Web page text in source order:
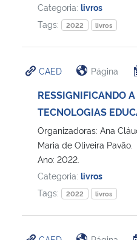
Categoria: livros
Tags:
2022 livros
CAED Página
RESSIGNIFICANDO
TECNOLOGIAS
Organizadoras: Ana
Maria de Oliveira
Ano: 2022.
Categoria: livros
Tags:
2022 livros